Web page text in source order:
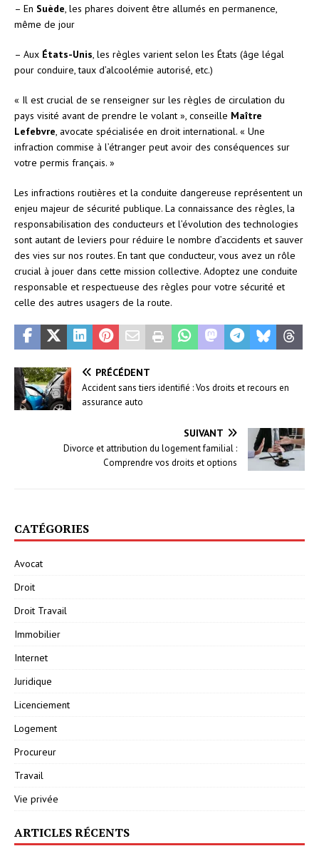
– En Suède, les phares doivent être allumés en permanence,
même de jour
– Aux États-Unis, les règles varient selon les États (âge légal
pour conduire, taux d’alcoolémie autorisé, etc.)
« Il est crucial de se renseigner sur les règles de circulation du
pays visité avant de prendre le volant », conseille Maître
Lefebvre, avocate spécialisée en droit international. « Une
infraction commise à l’étranger peut avoir des conséquences sur
votre permis français. »
Les infractions routières et la conduite dangereuse représentent un
enjeu majeur de sécurité publique. La connaissance des règles, la
responsabilisation des conducteurs et l’évolution des technologies
sont autant de leviers pour réduire le nombre d’accidents et sauver
des vies sur nos routes. En tant que conducteur, vous avez un rôle
crucial à jouer dans cette mission collective. Adoptez une conduite
responsable et respectueuse des règles pour votre sécurité et
celle des autres usagers de la route.
PRÉCÉDENT
Accident sans tiers identifié : Vos droits et recours en
assurance auto
SUIVANT
Divorce et attribution du logement familial :
Comprendre vos droits et options
CATÉGORIES
Avocat
Droit
Droit Travail
Immobilier
Internet
Juridique
Licenciement
Logement
Procureur
Travail
Vie privée
ARTICLES RÉCENTS